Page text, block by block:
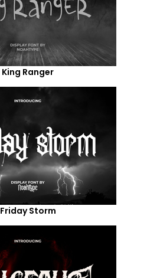
King Ranger
Friday Storm